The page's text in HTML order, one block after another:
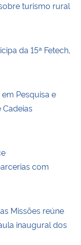
turismo rural
da 15ª Fetech,
Pesquisa e
com
Missões reúne
inaugural dos